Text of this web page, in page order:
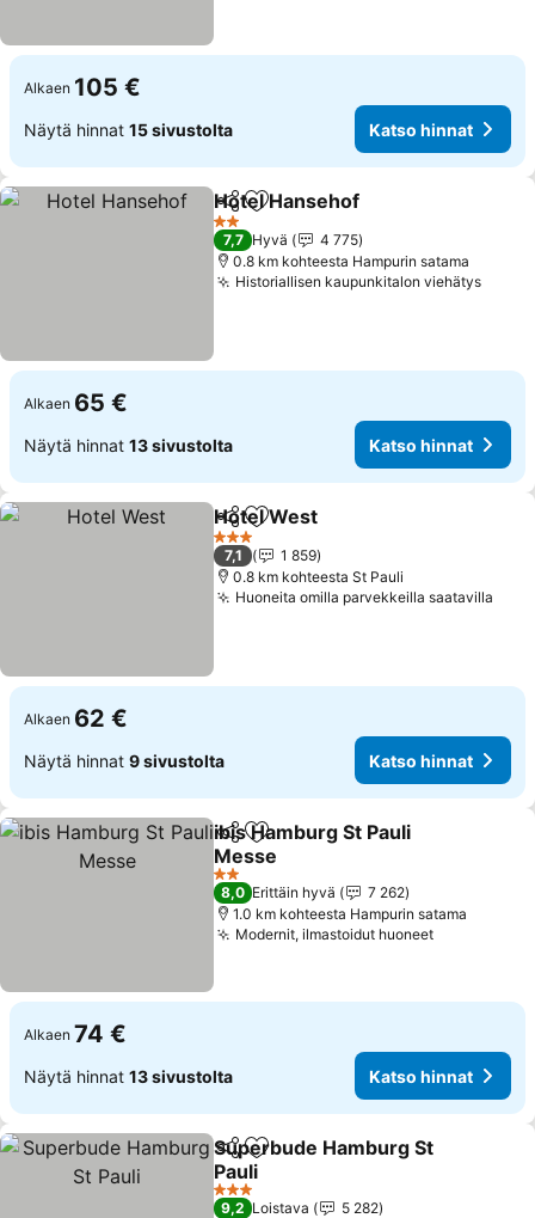
Alkaen 105 €
Näytä hinnat 15 sivustolta Katso hinnat
Jaa Lisää suosikkeihin
Hotel Hansehof
2 Tähtiluokitus
7,7 Hyvä
4 775
0.8 km kohteesta Hampurin satama
Historiallisen kaupunkitalon viehätys
Alkaen 65 €
Näytä hinnat 13 sivustolta Katso hinnat
Jaa Lisää suosikkeihin
Hotel West
3 Tähtiluokitus
7,1
1 859
0.8 km kohteesta St Pauli
Huoneita omilla parvekkeilla saatavilla
Alkaen 62 €
Näytä hinnat 9 sivustolta Katso hinnat
Jaa Lisää suosikkeihin
ibis Hamburg St Pauli
Messe
Katso hinnat
2 Tähtiluokitus
8,0 Erittäin hyvä
7 262
1.0 km kohteesta Hampurin satama
Modernit, ilmastoidut huoneetKatso
Alkaen 74 €
Näytä hinnat 13 sivustolta Katso hinnat
Jaa Lisää suosikkeihin
Superbude Hamburg St
Pauli
Katso hinnat
3 Tähtiluokitus
9,2 Loistava 5 282